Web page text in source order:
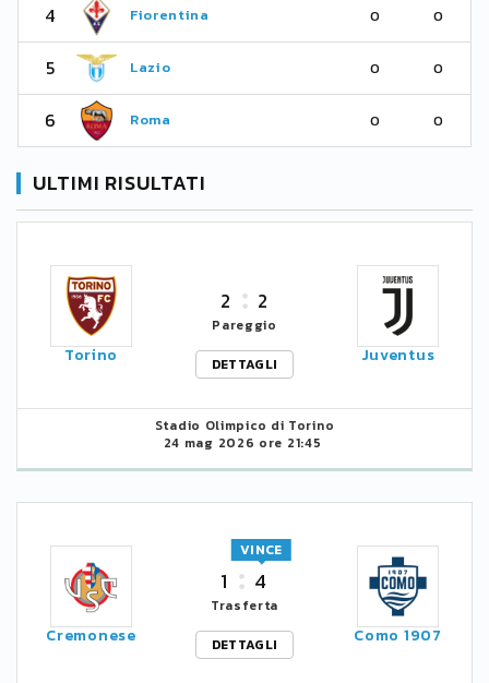
4 Fiorentina 0 0
5 Lazio 0 0
6 Roma 0 0
ULTIMI RISULTATI
Torino
2 2
Pareggio
DETTAGLI
Juventus
Stadio Olimpico di Torino
24 mag 2026 ore 21:45
Cremonese
1 4
VINCE
Trasferta
DETTAGLI
Como 1907